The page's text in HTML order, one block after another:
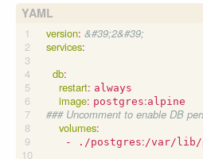
version: &#39;2&#39;
services:
db:
restart: always
image: postgres:alpine
### Uncomment to enable DB
volumes:
- ./postgres: /var/lib/